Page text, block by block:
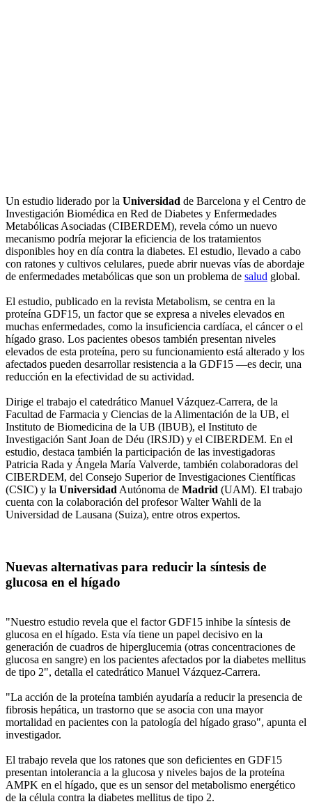
Un estudio liderado por la Universidad de Barcelona y el Centro de
Investigación Biomédica en Red de Diabetes y Enfermedades
Metabólicas Asociadas (CIBERDEM), revela cómo un nuevo
mecanismo podría mejorar la eficiencia de los tratamientos
disponibles hoy en día contra la diabetes. El estudio, llevado a cabo
con ratones y cultivos celulares, puede abrir nuevas vías de abordaje
de enfermedades metabólicas que son un problema de salud global.
El estudio, publicado en la revista Metabolism, se centra en la
proteína GDF15, un factor que se expresa a niveles elevados en
muchas enfermedades, como la insuficiencia cardíaca, el cáncer o el
hígado graso. Los pacientes obesos también presentan niveles
elevados de esta proteína, pero su funcionamiento está alterado y los
afectados pueden desarrollar resistencia a la GDF15 —es decir, una
reducción en la efectividad de su actividad.
Dirige el trabajo el catedrático Manuel Vázquez-Carrera, de la
Facultad de Farmacia y Ciencias de la Alimentación de la UB, el
Instituto de Biomedicina de la UB (IBUB), el Instituto de
Investigación Sant Joan de Déu (IRSJD) y el CIBERDEM. En el
estudio, destaca también la participación de las investigadoras
Patricia Rada y Ángela María Valverde, también colaboradoras del
CIBERDEM, del Consejo Superior de Investigaciones Científicas
(CSIC) y la Universidad Autónoma de Madrid (UAM). El trabajo
cuenta con la colaboración del profesor Walter Wahli de la
Universidad de Lausana (Suiza), entre otros expertos.
Nuevas alternativas para reducir la síntesis de
glucosa en el hígado
"Nuestro estudio revela que el factor GDF15 inhibe la síntesis de
glucosa en el hígado. Esta vía tiene un papel decisivo en la
generación de cuadros de hiperglucemia (otras concentraciones de
glucosa en sangre) en los pacientes afectados por la diabetes mellitus
de tipo 2", detalla el catedrático Manuel Vázquez-Carrera.
"La acción de la proteína también ayudaría a reducir la presencia de
fibrosis hepática, un trastorno que se asocia con una mayor
mortalidad en pacientes con la patología del hígado graso", apunta el
investigador.
El trabajo revela que los ratones que son deficientes en GDF15
presentan intolerancia a la glucosa y niveles bajos de la proteína
AMPK en el hígado, que es un sensor del metabolismo energético
de la célula contra la diabetes mellitus de tipo 2.